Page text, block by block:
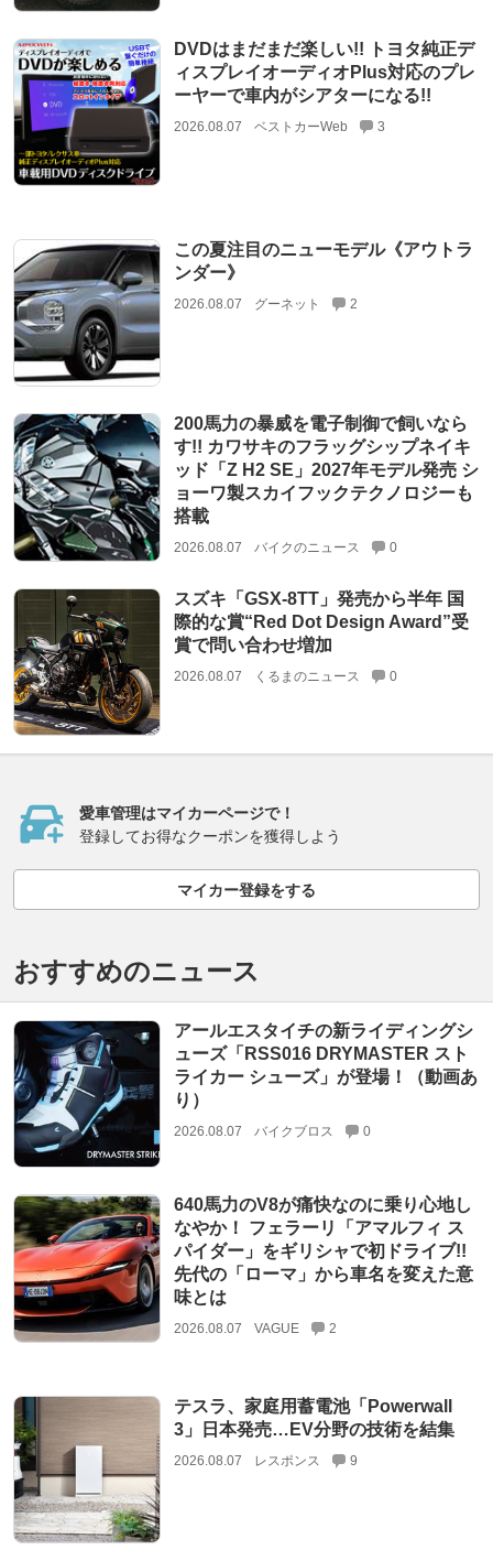
DVDはまだまだ楽しい!! トヨタ純正デ
ィスプレイオーディオPlus対応のプレ
ーヤーで車内がシアターになる!!
2026.08.07 ベストカーWeb 3
この夏注目のニューモデル《アウトラ
ンダー》
2026.08.07 グーネット 2
200馬力の暴威を電子制御で飼いなら
す!! カワサキのフラッグシップネイキ
ッド「Z H2 SE」2027年モデル発売 シ
ョーワ製スカイフックテクノロジーも
搭載
2026.08.07 バイクのニュース 0
スズキ「GSX-8TT」発売から半年 国
際的な賞“Red Dot Design Award”受
賞で問い合わせ増加
2026.08.07 くるまのニュース 0
愛車管理はマイカーページで！
登録してお得なクーポンを獲得しよう
マイカー登録をする
おすすめのニュース
アールエスタイチの新ライディングシ
ューズ「RSS016 DRYMASTER スト
ライカー シューズ」が登場！（動画あ
り）
2026.08.07 バイクブロス 0
640馬力のV8が痛快なのに乗り心地し
なやか！ フェラーリ「アマルフィ ス
パイダー」をギリシャで初ドライブ!!
先代の「ローマ」から車名を変えた意
味とは
2026.08.07 VAGUE 2
テスラ、家庭用蓄電池「Powerwall
3」日本発売…EV分野の技術を結集
2026.08.07 レスポンス 9